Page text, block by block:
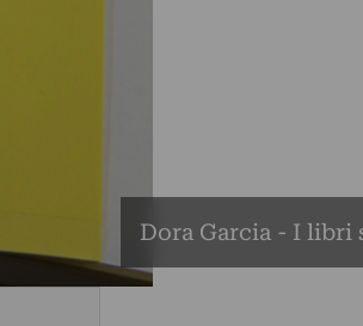
Dora Garcia - I libri